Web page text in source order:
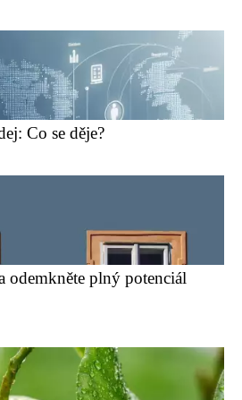
Co se děje?
odemkněte plný potenciál